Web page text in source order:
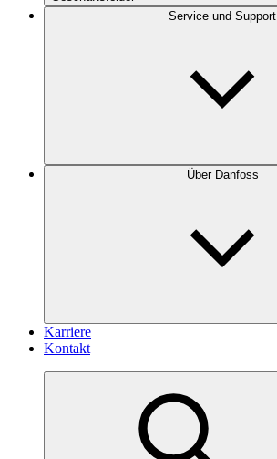
Service und Support
Über Danfoss
Karriere
Kontakt